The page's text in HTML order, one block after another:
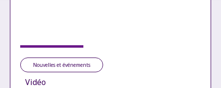
Nouvelles et événements
Vidéo